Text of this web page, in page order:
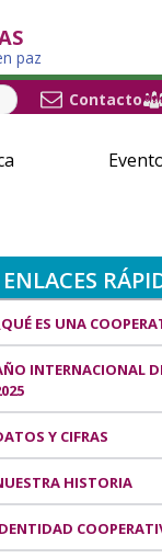
paz
Contacto
ENLACES
ES UNA
INTERNACIONAL
Y CIFRAS
HISTORIA